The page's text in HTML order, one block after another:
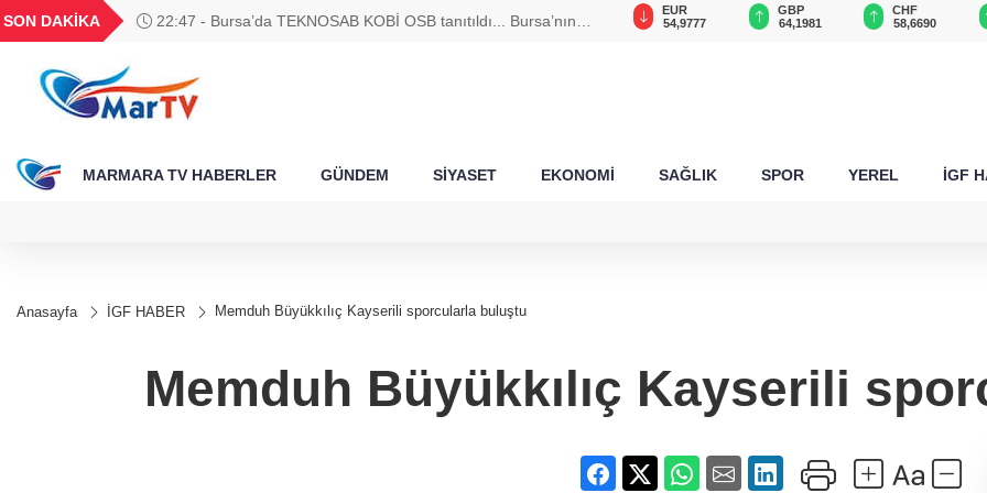
SON DAKİKA
22:47 - Bursa’da TEKNOSAB KOBİ OSB tanıtıldı... Bursa’nın
BGN
27,9743
0,0018
6.544,61
13.798,82
47,6920
EUR
54,9777
GBP
64,1981
CHF
58,6690
MARMARA TV HABERLER GÜNDEM SİYASET EKONOMİ SAĞLIK SPOR YEREL İGF
Anasayfa İGF HABER Memduh Büyükkılıç Kayserili sporcularla buluştu
Memduh Büyükkılıç Kayserili